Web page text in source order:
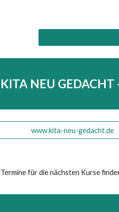
KITA NEU
www.kita-neu-gedacht.de
Termine für die nächsten Kurse